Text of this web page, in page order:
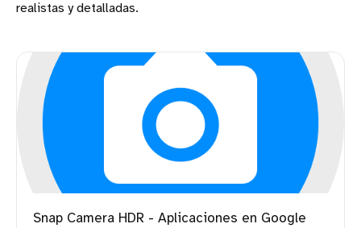
realistas y detalladas.
Snap Camera HDR - Aplicaciones en Google